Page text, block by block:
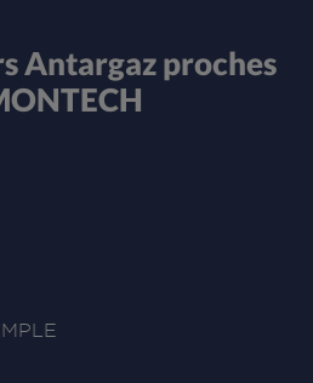
Antargaz proches